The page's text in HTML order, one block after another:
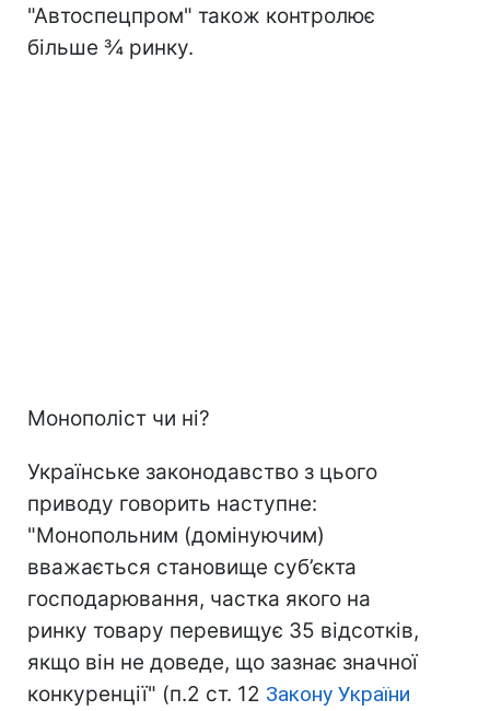
"Автоспецпром" також контролює
більше ¾ ринку.
Монополіст чи ні?
Українське законодавство з цього
приводу говорить наступне:
"Монопольним (домінуючим)
вважається становище суб’єкта
господарювання, частка якого на
ринку товару перевищує 35 відсотків,
якщо він не доведе, що зазнає значної
конкуренції" (п.2 ст. 12 Закону України